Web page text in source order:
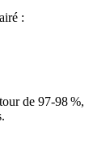
:
de 97‑98 %,